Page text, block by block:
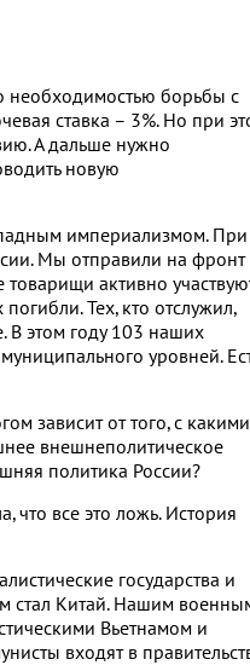
необходимостью борьбы с
ставка – 3%. Но при
А дальше нужно
новую
империализмом. При
Мы отправили на фронт
активно
Тех, кто отслужил,
В этом году 103 наших
уровней.
зависит от того, с какими
внешнеполитическое
политика России?
что все это ложь. История
государства и
стал Китай. Нашим
Вьетнамом и
входят в